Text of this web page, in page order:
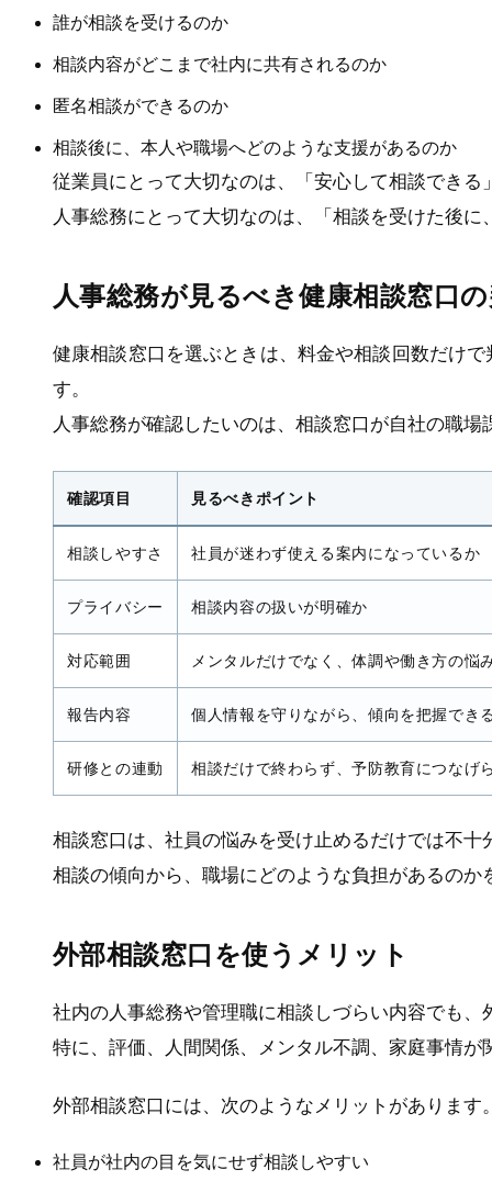
誰が相談を受けるのか
相談内容がどこまで社内に共有されるのか
匿名相談ができるのか
相談後に、本人や職場へどのような支援があるのか
従業員にとって大切なのは、「安心して相談できる
人事総務にとって大切なのは、「相談を受けた後
人事総務が見るべき健康相談窓口
健康相談窓口を選ぶときは、料金や相談回数だけ
す。
人事総務が確認したいのは、相談窓口が自社の職
確認項目 見るべきポイント
相談しやすさ 社員が迷わず使える案内になっているか
プライバシー 相談内容の扱いが明確か
対応範囲 メンタルだけでなく、体調や働き方の悩
報告内容 個人情報を守りながら、傾向を把握でき
研修との連動 相談だけで終わらず、予防教育につなげ
相談窓口は、社員の悩みを受け止めるだけでは不十
相談の傾向から、職場にどのような負担があるのか
外部相談窓口を使うメリット
社内の人事総務や管理職に相談しづらい内容でも
特に、評価、人間関係、メンタル不調、家庭事情
外部相談窓口には、次のようなメリットがあります
社員が社内の目を気にせず相談しやすい